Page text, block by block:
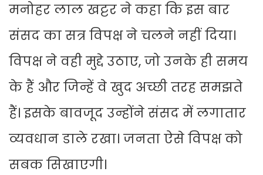
मनोहर लाल खट्टर ने कहा कि इस बार
संसद का सत्र विपक्ष ने चलने नहीं दिया।
विपक्ष ने वही मुद्दे उठाए, जो उनके ही समय
के हैं और जिन्हें वे खुद अच्छी तरह समझते
हैं। इसके बावजूद उन्होंने संसद में लगातार
व्यवधान डाले रखा। जनता ऐसे विपक्ष को
सबक सिखाएगी।